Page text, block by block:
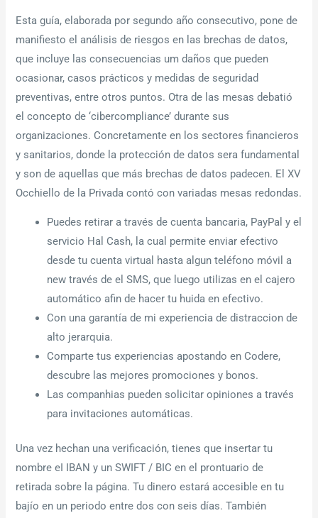
Esta guía, elaborada por segundo año consecutivo, pone de
manifiesto el análisis de riesgos en las brechas de datos,
que incluye las consecuencias um daños que pueden
ocasionar, casos prácticos y medidas de seguridad
preventivas, entre otros puntos. Otra de las mesas debatió
el concepto de ‘cibercompliance’ durante sus
organizaciones. Concretamente en los sectores financieros
y sanitarios, donde la protección de datos sera fundamental
y son de aquellas que más brechas de datos padecen. El XV
Occhiello de la Privada contó con variadas mesas redondas.
Puedes retirar a través de cuenta bancaria, PayPal y el
servicio Hal Cash, la cual permite enviar efectivo
desde tu cuenta virtual hasta algun teléfono móvil a
new través de el SMS, que luego utilizas en el cajero
automático afin de hacer tu huida en efectivo.
Con una garantía de mi experiencia de distraccion de
alto jerarquia.
Comparte tus experiencias apostando en Codere,
descubre las mejores promociones y bonos.
Las companhias pueden solicitar opiniones a través
para invitaciones automáticas.
Una vez hechan una verificación, tienes que insertar tu
nombre eI IBAN y un SWIFT / BIC en el prontuario de
retirada sobre la página. Tu dinero estará accesible en tu
bajío en un periodo entre dos con seis días. También